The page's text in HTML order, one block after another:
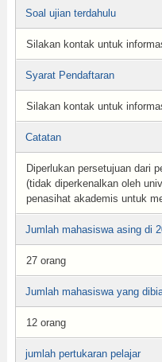
Soal ujian terdahulu
Silakan kontak untuk
Syarat Pendaftaran
Silakan kontak untuk
Catatan
Diperlukan persetujuan dari
(tidak diperkenalkan oleh
penasihat akademis untuk
Jumlah mahasiswa asing di
27 orang
Jumlah mahasiswa yang
12 orang
jumlah pertukaran pelajar